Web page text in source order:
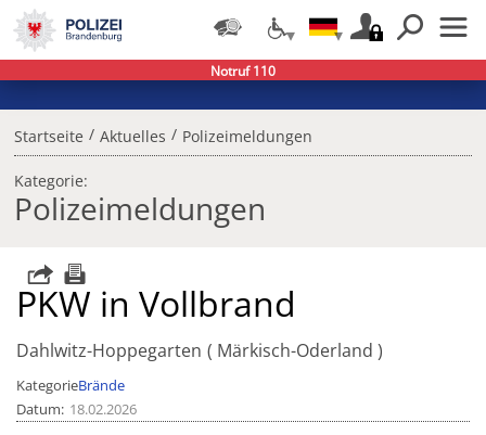
Startseite / Aktuelles / Polizeimeldungen
Kategorie:
Polizeimeldungen
PKW in Vollbrand
Dahlwitz-Hoppegarten Märkisch-Oderland
KategorieBrände
Datum 18.02.2026
Notruf 110